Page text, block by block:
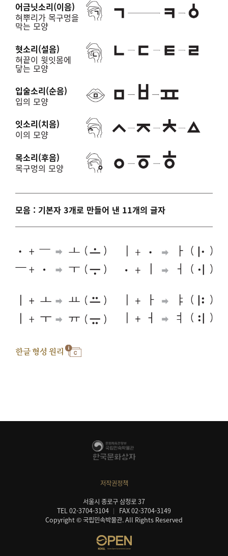
어금닛소리(이음)
혀뿌리가 목구멍을
막는 모양
혓소리(설음)
혀끝이 윗잇몸에
닿는 모양
입술소리(순음)
입의 모양
잇소리(치음)
이의 모양
목소리(후음)
목구멍의 모양
모음 : 기본자 3개로 만들어 낸 11개의 글자
한글 형성 원리
저작권정책
서울시 종로구 삼청로 37
TEL 02-3704-3104
FAX 02-3704-3149
Copyright © 국립민속박물관. All Rights Reserved